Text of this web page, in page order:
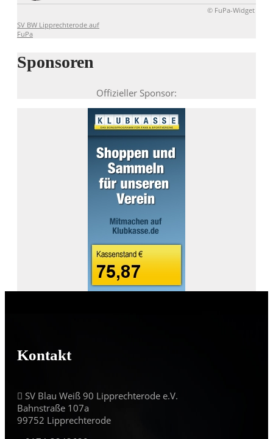
© FuPa-Widget
SV BW Lipprechterode auf
FuPa
Sponsoren
Offizieller Sponsor:
Kontakt
SV Blau Weiß 90 Lipprechterode e.V.
Bahnstraße 107a
99752 Lipprechterode